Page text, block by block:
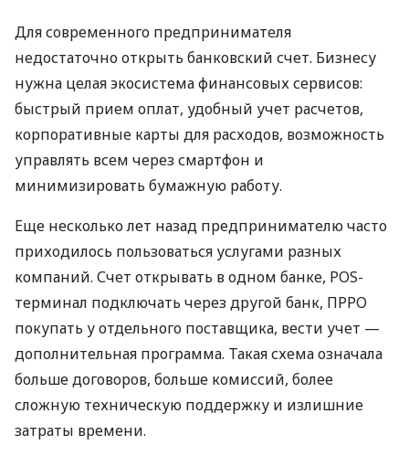
Для современного предпринимателя
недостаточно открыть банковский счет. Бизнесу
нужна целая экосистема финансовых сервисов:
быстрый прием оплат, удобный учет расчетов,
корпоративные карты для расходов, возможность
управлять всем через смартфон и
минимизировать бумажную работу.
Еще несколько лет назад предпринимателю часто
приходилось пользоваться услугами разных
компаний. Счет открывать в одном банке, POS-
терминал подключать через другой банк, ПРРО
покупать у отдельного поставщика, вести учет —
дополнительная программа. Такая схема означала
больше договоров, больше комиссий, более
сложную техническую поддержку и излишние
затраты времени.